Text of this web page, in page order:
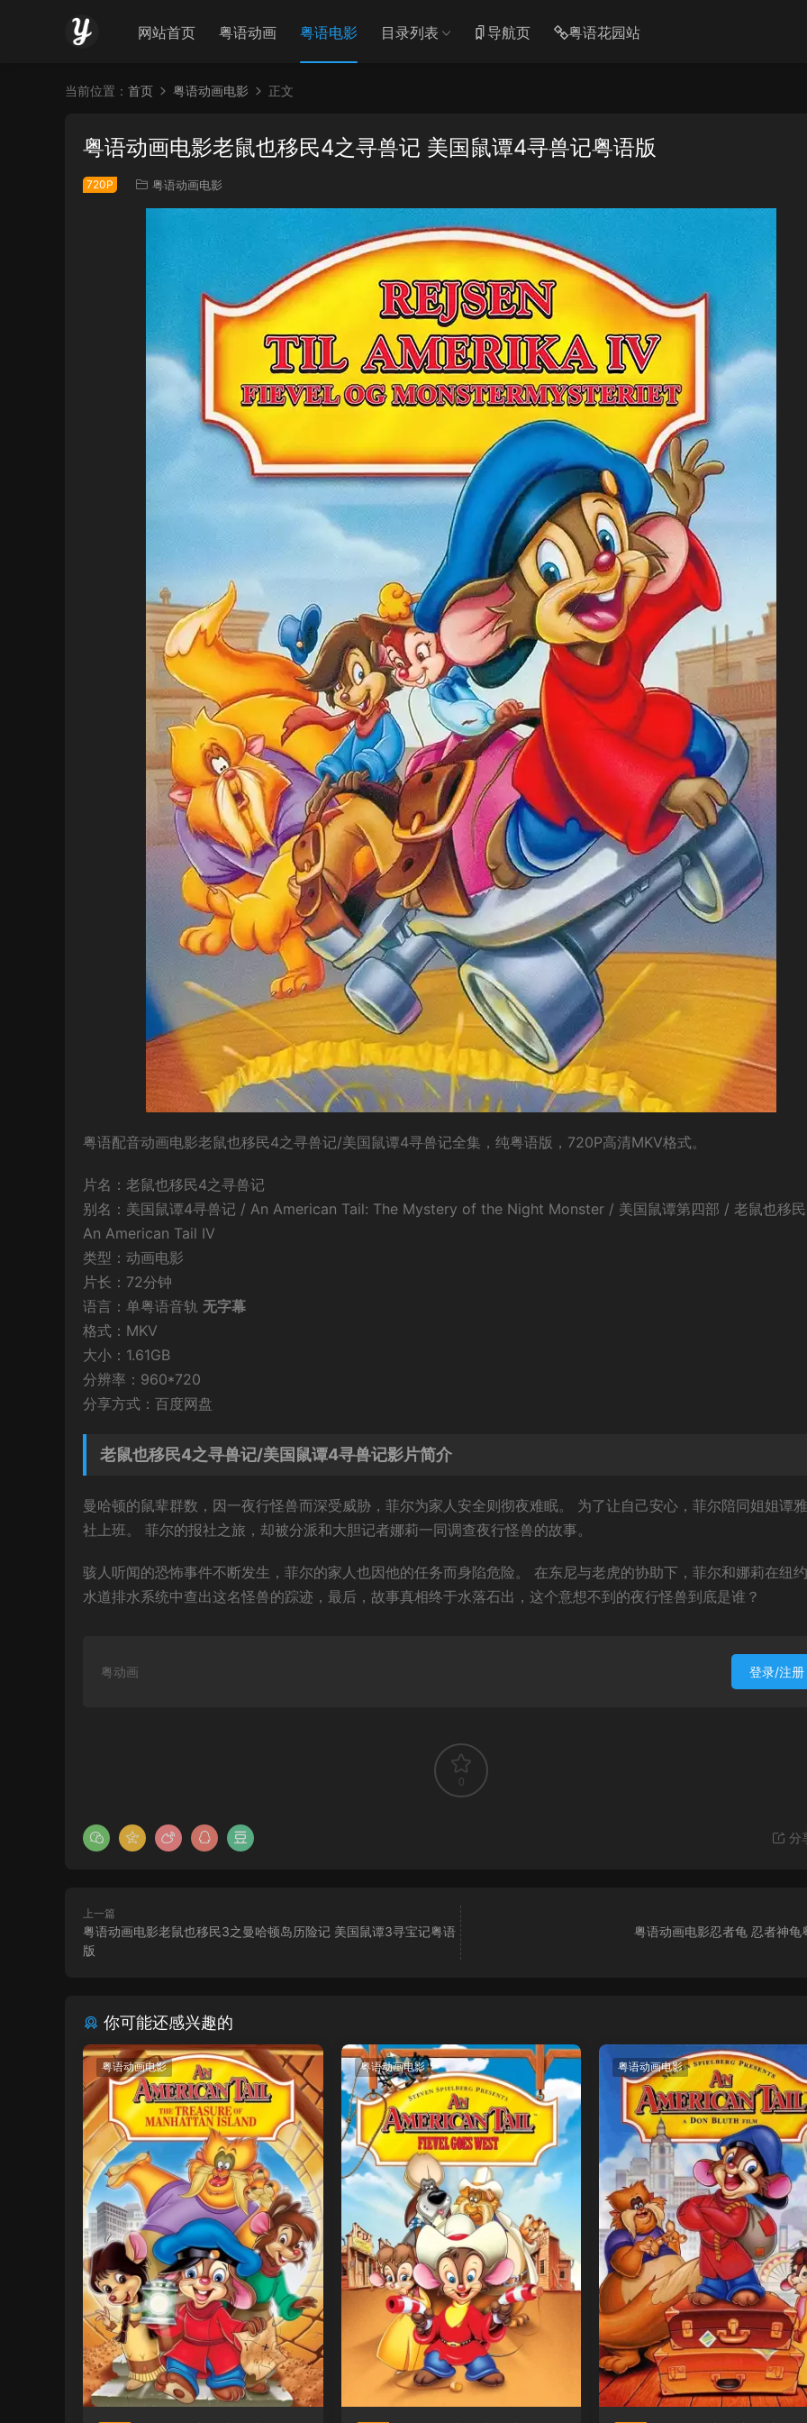
网站首页 粤语动画 粤语电影 目录列表 导航页 粤语花园站
当前位置： 首页 粤语动画电影 正文
粤语动画电影老鼠也移民4之寻兽记 美国鼠谭4寻兽记粤语版
720P 粤语动画电影
粤语配音动画电影老鼠也移民4之寻兽记/美国鼠谭4寻兽记全集，纯粤语版，720P高清MKV格式。
片名：老鼠也移民4之寻兽记
别名：美国鼠谭4寻兽记 / An American Tail: The Mystery of the Night Monster / 美国鼠谭第四部 / 老鼠也移
An American Tail IV
类型：动画电影
片长：72分钟
语言：单粤语音轨 无字幕
格式：MKV
大小：1.61GB
分辨率：960*720
分享方式：百度网盘
老鼠也移民4之寻兽记/美国鼠谭4寻兽记影片简介
曼哈顿的鼠辈群数，因一夜行怪兽而深受威胁，菲尔为家人安全则彻夜难眠。 为了让自己安心，菲尔陪同姐姐谭
社上班。 菲尔的报社之旅，却被分派和大胆记者娜莉一同调查夜行怪兽的故事。
骇人听闻的恐怖事件不断发生，菲尔的家人也因他的任务而身陷危险。 在东尼与老虎的协助下，菲尔和娜莉在纽
水道排水系统中查出这名怪兽的踪迹，最后，故事真相终于水落石出，这个意想不到的夜行怪兽到底是谁？
粤动画 登录/注册
0
分
上一篇
粤语动画电影老鼠也移民3之曼哈顿岛历险记 美国鼠谭3寻宝记粤语
版
粤语动画电影忍者龟 忍者神龟
你可能还感兴趣的
粤语动画电影 粤语动画电影 粤语动画电影